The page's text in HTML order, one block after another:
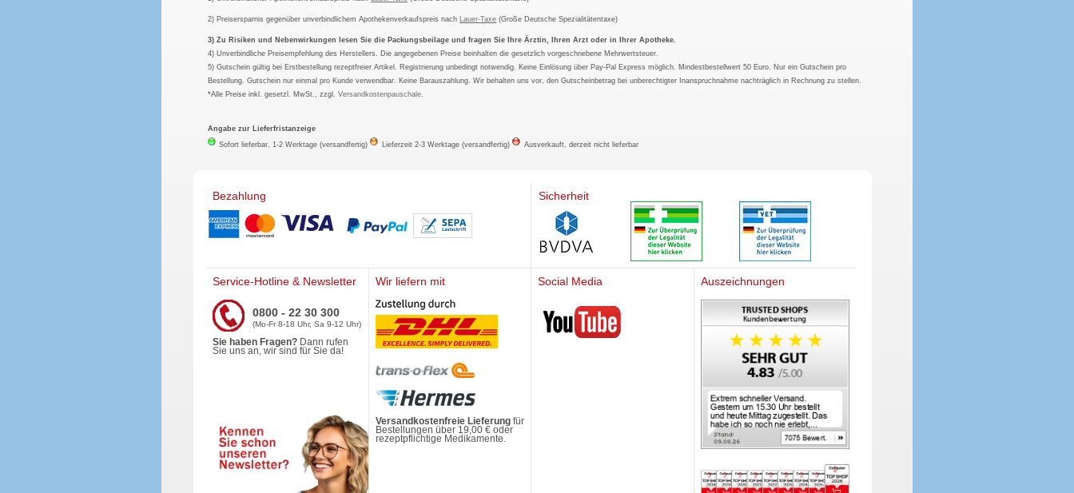
2) Preisersparnis gegenüber unverbindlichem Apothekenverkaufspreis nach Lauer-Taxe (Große Deutsche Spezialitätentaxe)
3) Zu Risiken und Nebenwirkungen lesen Sie die Packungsbeilage und fragen Sie Ihre Ärztin, Ihren Arzt oder in Ihrer Apotheke.
4) Unverbindliche Preisempfehlung des Herstellers. Die angegebenen Preise beinhalten die gesetzlich vorgeschriebene Mehrwertsteuer.
5) Gutschein gültig bei Erstbestellung rezeptfreier Artikel. Registrierung unbedingt notwendig. Keine Einlösung über Pay-Pal Express möglich. Mindestbestellwert 50 Euro. Nur ein Gutschein pro
Bestellung. Gutschein nur einmal pro Kunde verwendbar. Keine Barauszahlung. Wir behalten uns vor, den Gutscheinbetrag bei unberechtigter Inanspruchnahme nachträglich in Rechnung zu stellen.
*Alle Preise inkl. gesetzl. MwSt., zzgl.Versandkostenpauschale.
Angabe zur Lieferfristanzeige
Sofort lieferbar, 1-2 Werktage (versandfertig)
Lieferzeit 2-3 Werktage (versandfertig) Ausverkauft, derzeit nicht lieferbar
Bezahlung Sicherheit
Service-Hotline & Newsletter
0800 - 22 30 300
(Mo-Fr 8-18 Uhr, Sa 9-12 Uhr)
Sie haben Fragen? Dann rufen
Sie uns an, wir sind für Sie da!
Wir liefern mit
Versandkostenfreie Lieferungfür
Bestellungen über 19,00 € oder
rezeptpflichtige Medikamente.
Social Media
Mediherz
Auszeichnungen